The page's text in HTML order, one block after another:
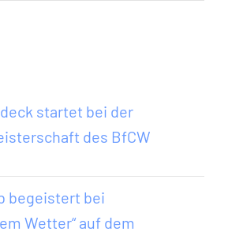
startet bei der
des BfCW
begeistert bei
Wetter“ auf dem